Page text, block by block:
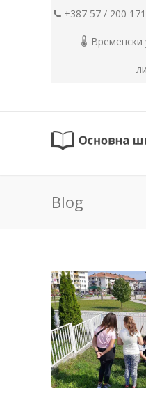
+387 57 / 200
Временски
Blog